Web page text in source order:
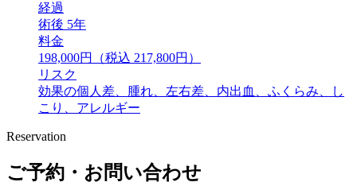
経過
術後 5年
料金
198,000円（税込 217,800円）
リスク
効果の個人差、腫れ、左右差、内出血、ふくらみ、し
こり、アレルギー
Reservation
ご予約・お問い合わせ